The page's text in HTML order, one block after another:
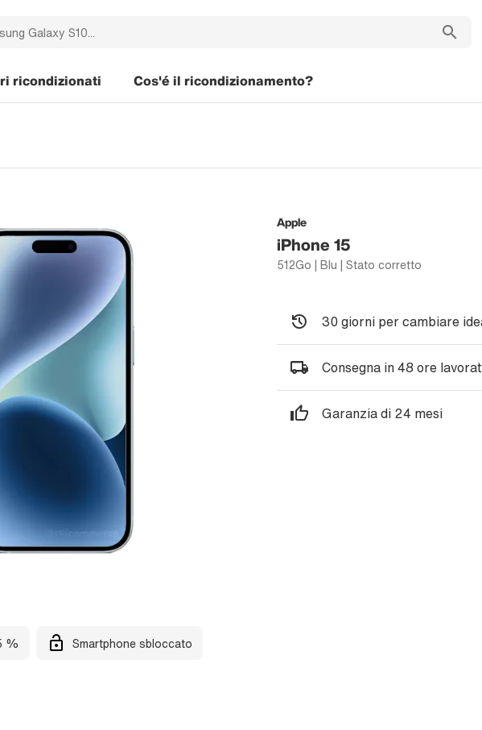
ricondizionati Cos'é il ricondizionamento?
Apple
iPhone 15
512Go | Blu | Stato corretto
% Smartphone sbloccato
30 giorni per cambiare
Consegna in 48 ore
Garanzia di 24 mesi